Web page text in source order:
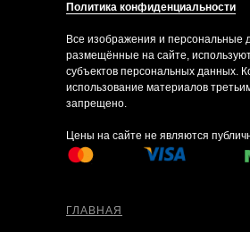
ГЛАВНАЯ
Политика конфиденциальности
Все изображения и персональные
размещённые на сайте,
субъектов персональных данных.
использование материалов
запрещено.
Цены на сайте не являются